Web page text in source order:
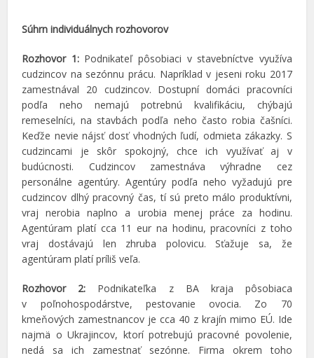
Súhrn individuálnych rozhovorov
Rozhovor 1:Podnikateľ pôsobiaci v stavebníctve využíva
cudzincov na sezónnu prácu. Napríklad v jeseni roku 2017
zamestnával 20 cudzincov. Dostupní domáci pracovníci
podľa neho nemajú potrebnú kvalifikáciu, chýbajú
remeselníci, na stavbách podľa neho často robia čašníci.
Keďže nevie nájsť dosť vhodných ľudí, odmieta zákazky. S
cudzincami je skôr spokojný, chce ich využívať aj v
budúcnosti. Cudzincov zamestnáva výhradne cez
personálne agentúry. Agentúry podľa neho vyžadujú pre
cudzincov dlhý pracovný čas, tí sú preto málo produktívni,
vraj nerobia naplno a urobia menej práce za hodinu.
Agentúram platí cca 11 eur na hodinu, pracovníci z toho
vraj dostávajú len zhruba polovicu. Sťažuje sa, že
agentúram platí príliš veľa.
Rozhovor 2: Podnikateľka z BA kraja pôsobiaca
v poľnohospodárstve, pestovanie ovocia. Zo 70
kmeňových zamestnancov je cca 40 z krajín mimo EÚ. Ide
najmä o Ukrajincov, ktorí potrebujú pracovné povolenie,
nedá sa ich zamestnať sezónne. Firma okrem toho